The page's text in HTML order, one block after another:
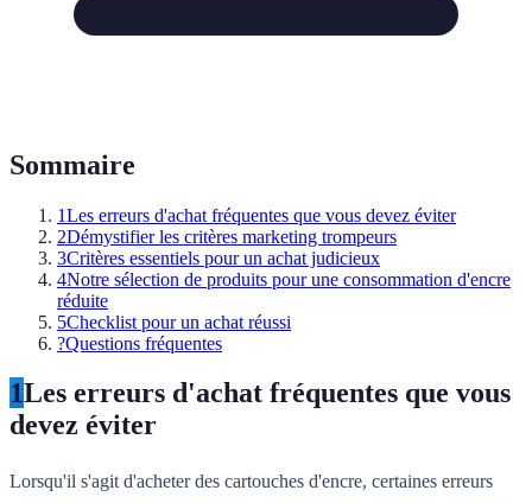
Sommaire
1Les erreurs d'achat fréquentes que vous devez éviter
2Démystifier les critères marketing trompeurs
3Critères essentiels pour un achat judicieux
4Notre sélection de produits pour une consommation d'encre
réduite
5Checklist pour un achat réussi
?Questions fréquentes
1Les erreurs d'achat fréquentes que vous
devez éviter
Lorsqu'il s'agit d'acheter des cartouches d'encre, certaines erreurs